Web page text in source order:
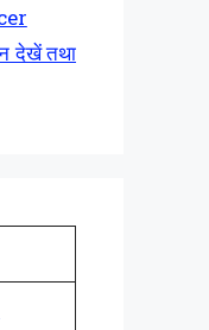
देखें तथा